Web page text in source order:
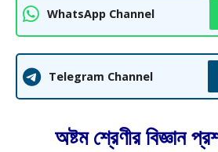
WhatsApp Channel
Telegram Channel
অষ্টম শ্রেণীর বিজ্ঞান